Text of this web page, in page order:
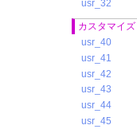
usr_32
カスタマイズ
usr_40
usr_41
usr_42
usr_43
usr_44
usr_45